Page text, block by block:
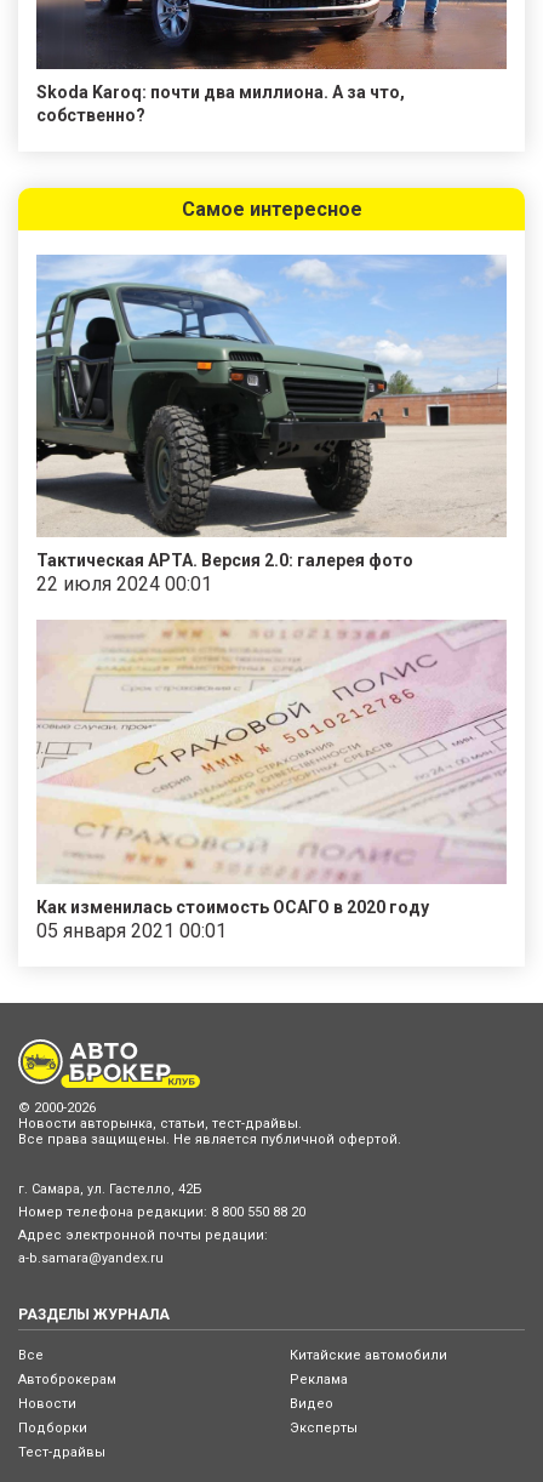
Skoda Karoq: почти два миллиона. А за что,
собственно?
Самое интересное
Тактическая АРТА. Версия 2.0: галерея фото
22 июля 2024 00:01
Как изменилась стоимость ОСАГО в 2020 году
05 января 2021 00:01
© 2000-2026
Новости авторынка, статьи, тест-драйвы.
Все права защищены. Не является публичной офертой.
г. Самара, ул. Гастелло, 42Б
Номер телефона редакции: 8 800 550 88 20
Адрес электронной почты редации:
a-b.samara@yandex.ru
РАЗДЕЛЫ ЖУРНАЛА
Все
Автоброкерам
Новости
Подборки
Тест-драйвы
Китайские автомобили
Реклама
Видео
Эксперты